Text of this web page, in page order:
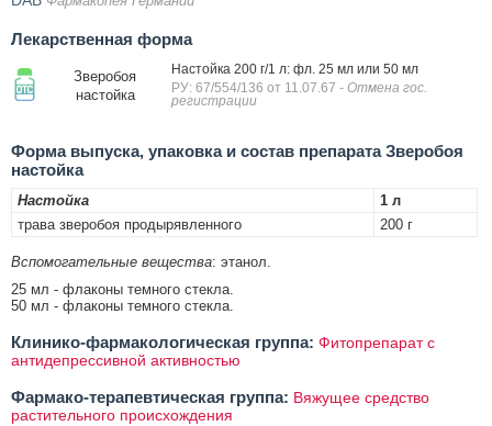
Лекарственная форма
Зверобоя
настойка
Настойка 200 г/1 л: фл. 25 мл или 50 мл
РУ: 67/554/136 от 11.07.67 - Отмена гос.
регистрации
Форма выпуска, упаковка и состав препарата Зверобоя
настойка
Настойка
1 л
трава зверобоя продырявленного
200 г
Вспомогательные вещества: этанол.
25 мл - флаконы темного стекла.
50 мл - флаконы темного стекла.
Клинико-фармакологическая группа: Фитопрепарат с
антидепрессивной активностью
Фармако-терапевтическая группа: Вяжущее средство
растительного происхождения